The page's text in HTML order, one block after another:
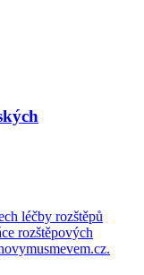
léčby rozštěpů
rozštěpových